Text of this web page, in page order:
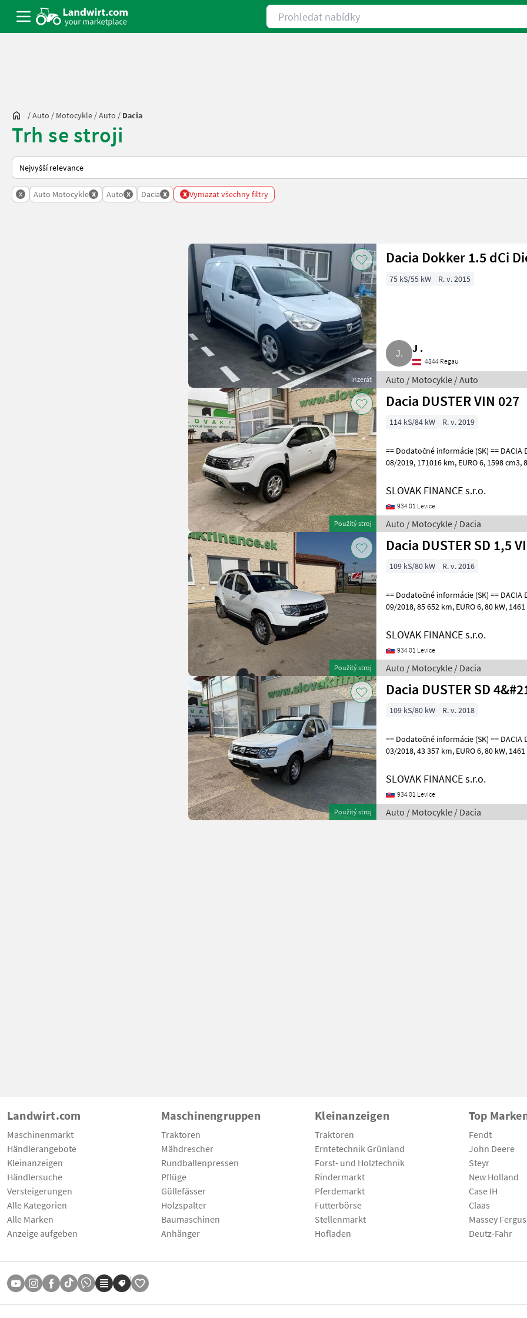
Prohledat nabídky
/Auto / Motocykle /Auto / Dacia
Trh se stroji
Takto se řadí nabídky na Landwirt.com
x Auto Motocykle x Auto x Dacia x x Vymazat všechny filtry
Inzerát
Dacia Dokker 1.5 dCi
75 kS/55 kW R. v. 2015
J .
4844 Regau
Auto / Motocykle / Auto
Použitý stroj
Dacia DUSTER VIN 027
114 kS/84 kW R. v. 2019
== Dodatočné informácie (SK) == DACIA DUSTER 1, 6 SCe 4x4 r.v.
08/2019, 171016 km, EURO 6, 1598 cm3, 84 kW, manuálna prevodovka
SLOVAK FINANCE s.r.o.
934 01 Levice
Auto / Motocykle / Dacia
Použitý stroj
Dacia
109 kS/80 kW R. v. 2016
== Dodatočné informácie (SK) == DACIA DUSTER SD 4x4 1, 5 diesel r.v.
09/2018, 85 652 km, EURO 6, 80 kW, 1461 cm3, manuál, zadné
SLOVAK FINANCE s.r.o.
934 01 Levice
Auto / Motocykle / Dacia
Použitý stroj
Dacia DUSTER SD
109 kS/80 kW R. v. 2018
== Dodatočné informácie (SK) == DACIA DUSTER SD 4x4 1, 5 diesel r.v.
03/2018, 43 357 km, EURO 6, 80 kW, 1461 cm3, manuál, zadné
SLOVAK FINANCE s.r.o.
934 01 Levice
Auto / Motocykle / Dacia
Landwirt.com
Maschinenmarkt
Händlerangebote
Kleinanzeigen
Händlersuche
Versteigerungen
Alle Kategorien
Alle Marken
Anzeige aufgeben
Maschinengruppen
Traktoren
Mähdrescher
Rundballenpressen
Pflüge
Güllefässer
Holzspalter
Baumaschinen
Anhänger
Kleinanzeigen
Traktoren
Erntetechnik Grünland
Forst- und Holztechnik
Rindermarkt
Pferdemarkt
Futterbörse
Stellenmarkt
Hofladen
Top
Fendt
John Deere
Steyr
New Holland
Case IH
Claas
Massey
Deutz-Fahr